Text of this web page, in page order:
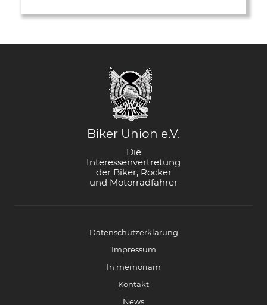
Biker Union e.V.
Die
Interessenvertretung
der Biker, Rocker
und Motorradfahrer
Datenschutzerklärung
Impressum
In memoriam
Kontakt
News